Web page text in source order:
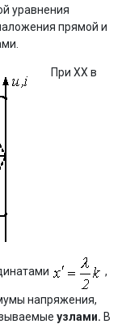
уравнения
прямой и
При ХХ в
,
напряжения,
узлами. В